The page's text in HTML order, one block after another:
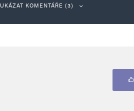
UKÁZAT KOMENTÁŘE (3)